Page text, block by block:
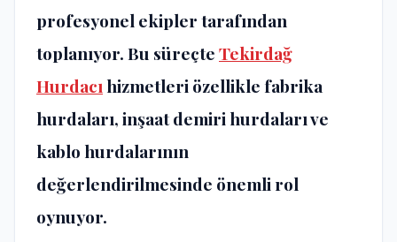
profesyonel ekipler tarafından
toplanıyor. Bu süreçteTekirdağ
Hurdacı hizmetleri özellikle fabrika
hurdaları, inşaat demiri hurdaları ve
kablo hurdalarının
değerlendirilmesinde önemli rol
oynuyor.